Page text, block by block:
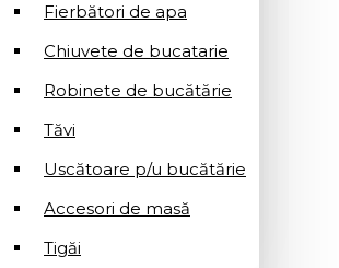
Fierbători de apa
Chiuvete de bucatarie
Robinete de bucătărie
Tăvi
Uscătoare p/u bucătărie
Accesori de masă
Tigăi